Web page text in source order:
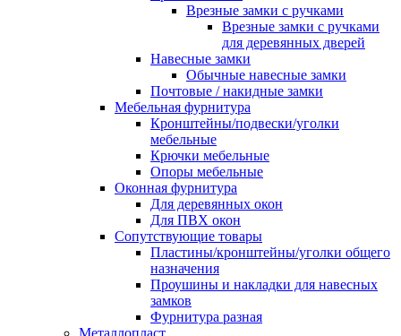
Врезные замки с ручками
Врезные замки с ручками
для деревянных дверей
Навесные замки
Обычные навесные замки
Почтовые / накидные замки
Мебельная фурнитура
Кронштейны/подвески/уголки
мебельные
Крючки мебельные
Опоры мебельные
Оконная фурнитура
Для деревянных окон
Для ПВХ окон
Сопутствующие товары
Пластины/кронштейны/уголки общего
назначения
Проушины и накладки для навесных
замков
Фурнитура разная